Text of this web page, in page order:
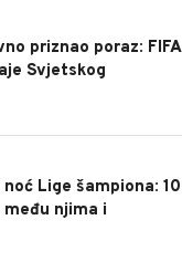
priznao poraz: FIFA
Svjetskog
Lige šampiona: 10
njima i